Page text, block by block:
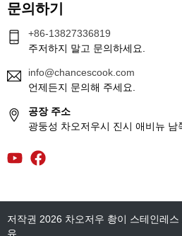
문의하기
+86-13827336819
주저하지 말고 문의하세요.
info@chancescook.com
언제든지 문의해 주세요.
공장 주소
광둥성 차오저우시 진시 애비뉴 남
저작권 2026 차오저우 촹이 스테인레
유